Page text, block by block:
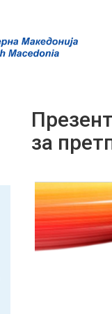
за